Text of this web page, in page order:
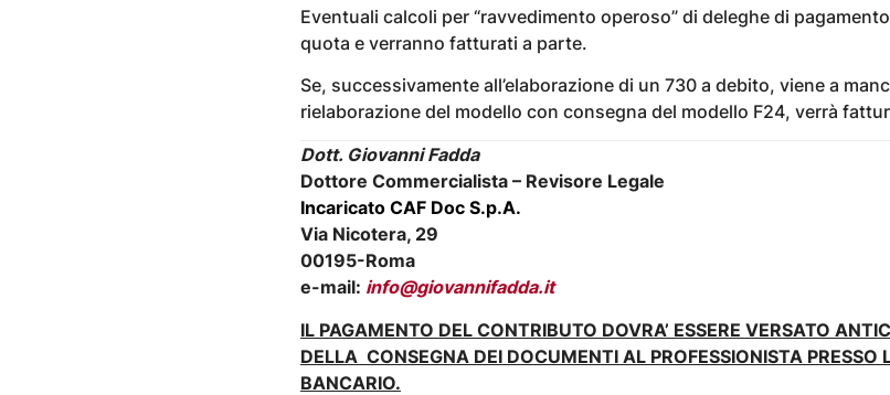
Eventuali calcoli per “ravvedimento operoso” di deleghe di
quota e verranno fatturati a parte.
Se, successivamente all’elaborazione di un 730 a debito, viene a
rielaborazione del modello con consegna del modello F24, verrà
Dott. Giovanni Fadda
Dottore Commercialista – Revisore Legale
Incaricato CAF Doc S.p.A.
Via Nicotera, 29
00195-Roma
e-mail: info@giovannifadda.it
IL PAGAMENTO DEL CONTRIBUTO DOVRA’ ESSERE VERSATO
DELLA CONSEGNA DEI DOCUMENTI AL PROFESSIONISTA PRESSO
BANCARIO.